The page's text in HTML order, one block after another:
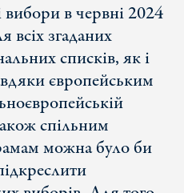
в червні 2024
згаданих
списків, як і
європейським
спільним
можна було би